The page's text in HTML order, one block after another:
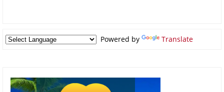
Powered by Translate